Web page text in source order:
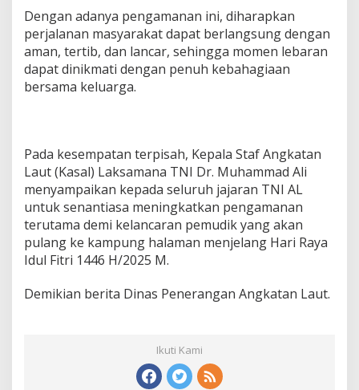
Dengan adanya pengamanan ini, diharapkan
perjalanan masyarakat dapat berlangsung dengan
aman, tertib, dan lancar, sehingga momen lebaran
dapat dinikmati dengan penuh kebahagiaan
bersama keluarga.
Pada kesempatan terpisah, Kepala Staf Angkatan
Laut (Kasal) Laksamana TNI Dr. Muhammad Ali
menyampaikan kepada seluruh jajaran TNI AL
untuk senantiasa meningkatkan pengamanan
terutama demi kelancaran pemudik yang akan
pulang ke kampung halaman menjelang Hari Raya
Idul Fitri 1446 H/2025 M.
Demikian berita Dinas Penerangan Angkatan Laut.
Ikuti Kami